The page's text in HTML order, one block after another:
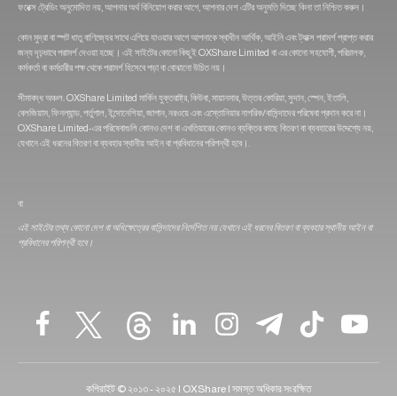
ফরেক্স ট্রেডিং অনুমোদিত নয়, আপনার অর্থ বিনিয়োগ করার আগে, আপনার দেশ এটির অনুমতি দিচ্ছে কিনা তা নিশ্চিত করুন।
কোন মুদ্রা বা স্পট ধাতু বাণিজ্যের সাথে এগিয়ে যাওয়ার আগে আপনাকে স্বাধীন আর্থিক, আইনি এবং ট্যাক্স পরামর্শ প্রাপ্ত করার
জন্য দৃঢ়ভাবে পরামর্শ দেওয়া হচ্ছে। এই সাইটের কোনো কিছুই OXShare Limited বা এর কোনো সহযোগী, পরিচালক,
কর্মকর্তা বা কর্মচারীর পক্ষ থেকে পরামর্শ হিসেবে পড়া বা বোঝানো উচিত নয়।
সীমাবদ্ধ অঞ্চল: OXShare Limited মার্কিন যুক্তরাষ্ট্র, কিউবা, মায়ানমার, উত্তর কোরিয়া, সুদান, স্পেন, ইতালি,
বেলজিয়াম, ফিনল্যান্ড, পর্তুগাল, ইন্দোনেশিয়া, জাপান, নরওয়ে এবং এস্তোনিয়ার নাগরিক/বাসিন্দাদের পরিষেবা প্রদান করে না।
OXShare Limited-এর পরিষেবাগুলি কোনও দেশ বা এখতিয়ারের কোনও ব্যক্তির কাছে বিতরণ বা ব্যবহারের উদ্দেশ্যে নয়,
যেখানে এই ধরনের বিতরণ বা ব্যবহার স্থানীয় আইন বা প্রবিধানের পরিপন্থী হবে।.
বা
এই সাইটের তথ্য কোনো দেশ বা অধিক্ষেত্রের বাসিন্দাদের নির্দেশিত নয় যেখানে এই ধরনের বিতরণ বা ব্যবহার স্থানীয় আইন বা
প্রবিধানের পরিপন্থী হবে।
কপিরাইট © ২০১৩ - ২০২৫ | OXShare | সমস্ত অধিকার সংরক্ষিত